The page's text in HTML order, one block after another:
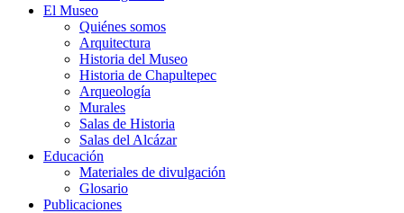
El Museo
Quiénes somos
Arquitectura
Historia del Museo
Historia de Chapultepec
Arqueología
Murales
Salas de Historia
Salas del Alcázar
Educación
Materiales de divulgación
Glosario
Publicaciones